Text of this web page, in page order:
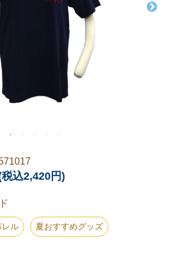
込2,420円)
レル 夏おすすめグッズ